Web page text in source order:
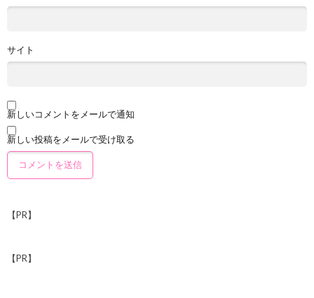
サイト
新しいコメントをメールで通知
新しい投稿をメールで受け取る
【PR】
【PR】